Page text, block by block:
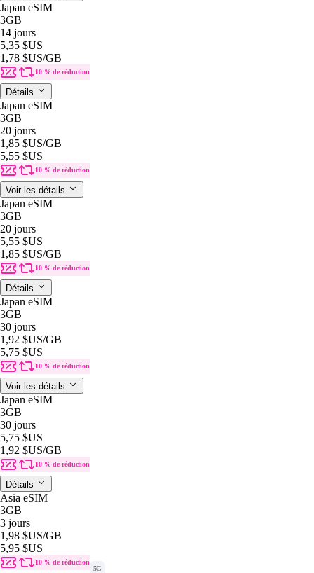
Japan eSIM
3GB
14 jours
5,35 $US
1,78 $US/GB
10 % de réduction
Détails
Japan eSIM
3GB
20 jours
1,85 $US/GB
5,55 $US
10 % de réduction
Voir les détails
Japan eSIM
3GB
20 jours
5,55 $US
1,85 $US/GB
10 % de réduction
Détails
Japan eSIM
3GB
30 jours
1,92 $US/GB
5,75 $US
10 % de réduction
Voir les détails
Japan eSIM
3GB
30 jours
5,75 $US
1,92 $US/GB
10 % de réduction
Détails
Asia eSIM
3GB
3 jours
1,98 $US/GB
5,95 $US
10 % de réduction
5G